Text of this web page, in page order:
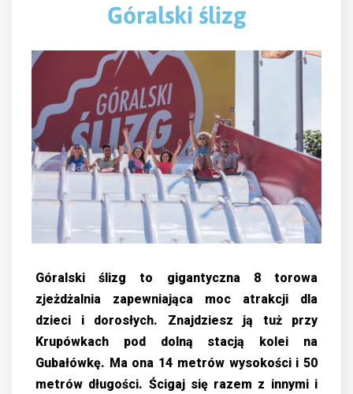
Góralski ślizg
Góralski ślizg to gigantyczna 8 torowa
zjeżdżalnia zapewniająca moc atrakcji dla
dzieci i dorosłych. Znajdziesz ją tuż przy
Krupówkach pod dolną stacją kolei na
Gubałówkę. Ma ona 14 metrów wysokości i 50
metrów długości. Ścigaj się razem z innymi i